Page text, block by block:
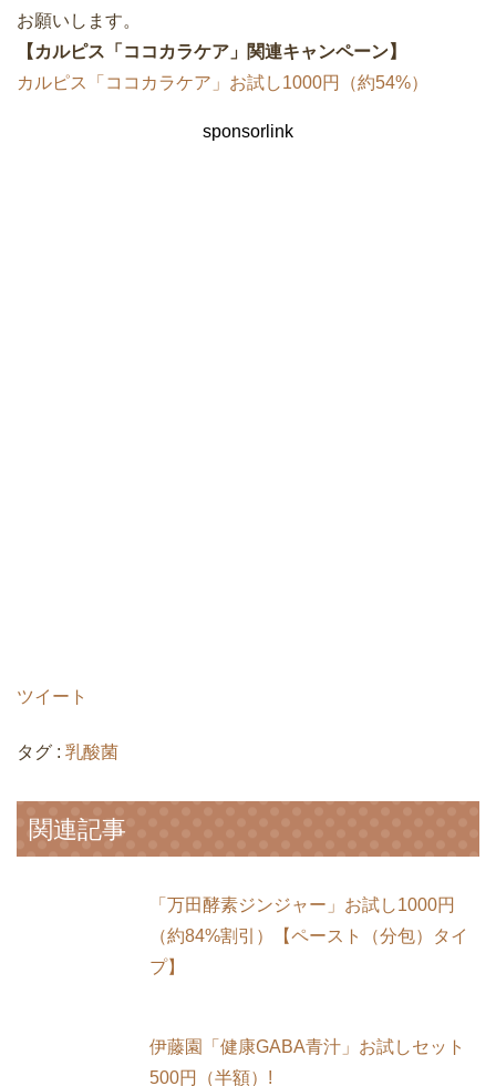
お願いします。
【カルピス「ココカラケア」関連キャンペーン】
カルピス「ココカラケア」お試し1000円（約54%）
sponsorlink
ツイート
タグ : 乳酸菌
関連記事
「万田酵素ジンジャー」お試し1000円
（約84%割引）【ペースト（分包）タイ
プ】
伊藤園「健康GABA青汁」お試しセット
500円（半額）!